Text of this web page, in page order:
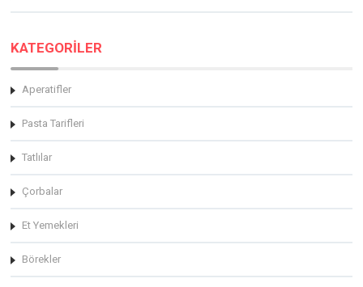
KATEGORİLER
Aperatifler
Pasta Tarifleri
Tatlılar
Çorbalar
Et Yemekleri
Börekler